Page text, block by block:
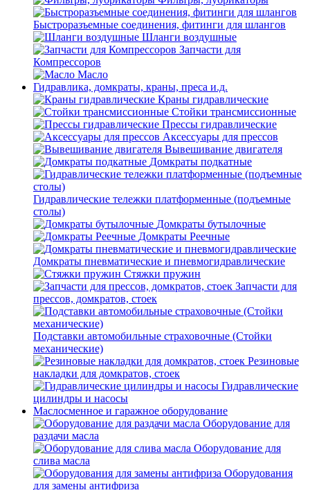
Быстроразъемные соединения, фитинги для шлангов
Шланги воздушные
Запчасти для
Компрессоров
Масло
Гидравлика, домкраты, краны, преса и.д.
Краны гидравлические
Стойки трансмиссионные
Прессы гидравлические
Аксессуары для прессов
Вывешивание двигателя
Домкраты подкатные
Гидравлические тележки платформенные (подъемные
столы)
Домкраты бутылочные
Домкраты Реечные
Домкраты пневматические и пневмогидравлические
Стяжки пружин
Запчасти для
прессов, домкратов, стоек
Подставки автомобильные страховочные (Стойки
механические)
Резиновые
накладки для домкратов, стоек
Гидравлические
цилиндры и насосы
Маслосменное и гаражное оборудование
Оборудование для
раздачи масла
Оборудование для
слива масла
Оборудования
для замены антифриза